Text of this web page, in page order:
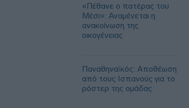
«Πέθανε ο πατέρας του
Μέσι»: Αναμένεται η
ανακοίνωση της
οικογένειας
Παναθηναϊκός: Αποθέωση
από τους Ισπανούς για το
ρόστερ της ομάδας